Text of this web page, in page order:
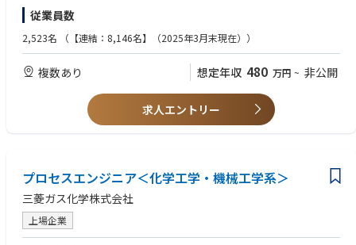
また、研究・製造各技術者との対等な協働、機器メーカー、ゼネコン、協
力会社とのパートナーシップの推進も求められます。
【魅力ポイント】
がないのが魅力です。
■当社は、こんな傾向を持った人たちが集まっています。
穏やかな人、尖った雰囲気の人、さまざまなタイプの社員が在籍してい
ますが、共通点は「ざっくばらんにコミュニケーションが取れる」人たち
が集まっています。また、プライベートを充実させやすい環境なので、ス
ポーツや旅行をはじめ熱中できる分野を持っている人もたくさんいます。
◇歓迎条件
- 機電系の専攻
物取扱者等の資格を有する方
従業員数
2,523名 （【連結：8,146名】（2025年3月末現在））
複数あり 想定年収 480 万円 ~ 非公開
求人エントリー
プロセスエンジニア＜化学工学・機械工学系＞
三菱ガス化学株式会社
上場企業